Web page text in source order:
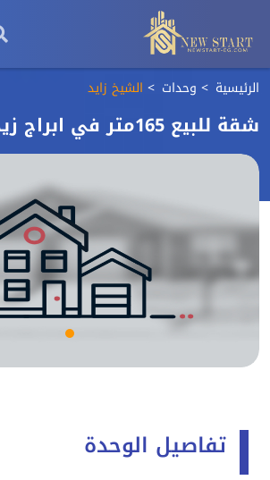
الرئيسية وحدات الشيخ زايد
شقة للبيع 165متر في ابراج زيد الشيخ زايد
تفاصيل الوحدة